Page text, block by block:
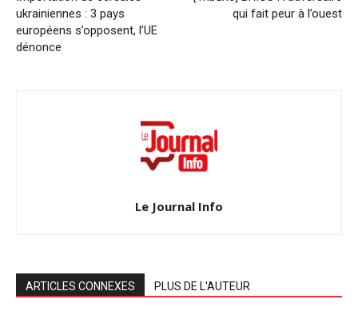
ukrainiennes : 3 pays
européens s’opposent, l’UE
dénonce
qui fait peur à l’ouest
Le Journal Info
ARTICLES CONNEXES PLUS DE L'AUTEUR